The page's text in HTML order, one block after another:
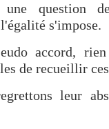
question
s'impose.
accord,
de recueillir
leur